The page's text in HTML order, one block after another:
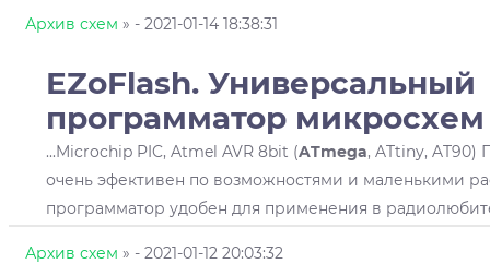
Архив схем » - 2021-01-14 18:38:31
EZoFlash. Универсальный
программатор
...Microchip PIC, Atmel AVR 8bit (ATmega, ATtiny, AT90)
очень эфективен по возможностями и маленькими
программатор удобен для применения в
Архив схем » - 2021-01-12 20:03:32